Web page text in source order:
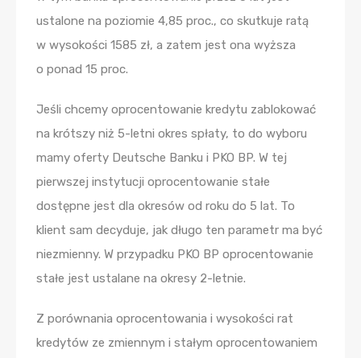
ustalone na poziomie 4,85 proc., co skutkuje ratą
w wysokości 1585 zł, a zatem jest ona wyższa
o ponad 15 proc.
Jeśli chcemy oprocentowanie kredytu zablokować
na krótszy niż 5-letni okres spłaty, to do wyboru
mamy oferty Deutsche Banku i PKO BP. W tej
pierwszej instytucji oprocentowanie stałe
dostępne jest dla okresów od roku do 5 lat. To
klient sam decyduje, jak długo ten parametr ma być
niezmienny. W przypadku PKO BP oprocentowanie
stałe jest ustalane na okresy 2-letnie.
Z porównania oprocentowania i wysokości rat
kredytów ze zmiennym i stałym oprocentowaniem